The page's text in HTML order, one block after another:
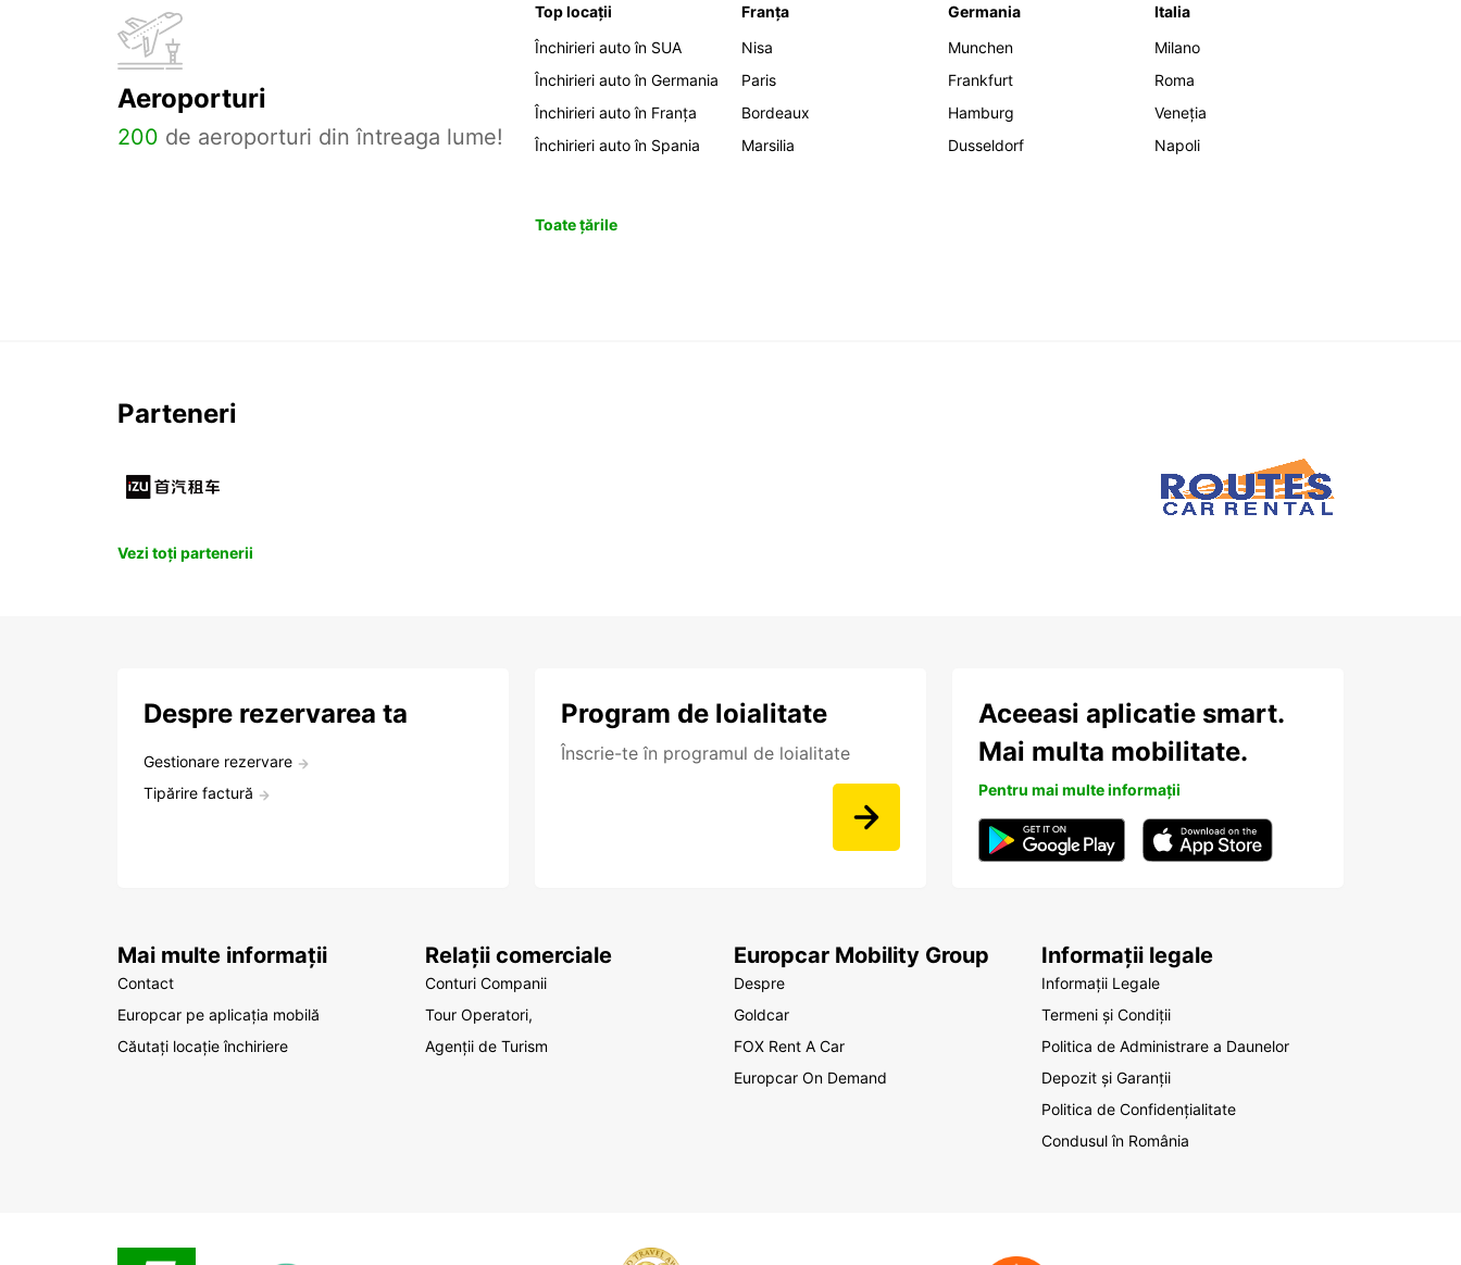
Aeroporturi
200 de aeroporturi din întreaga lume!
Top locații
Închirieri auto în SUA
Închirieri auto în Germania
Închirieri auto în Franța
Închirieri auto în Spania
Franța
Nisa
Paris
Bordeaux
Marsilia
Germania
Munchen
Frankfurt
Hamburg
Dusseldorf
Italia
Milano
Roma
Veneția
Napoli
Toate țările
Parteneri
Vezi toți partenerii
Despre rezervarea ta
Gestionare rezervare
Tipărire factură
Program de loialitate
Înscrie-te în programul de loialitate
Aceeasi aplicatie smart.
Mai multa mobilitate.
Pentru mai multe informații
Mai multe informații
Contact
Europcar pe aplicația mobilă
Căutați locație închiriere
Relații comerciale
Conturi Companii
Tour Operatori,
Agenții de Turism
Europcar Mobility Group
Despre
Goldcar
FOX Rent A Car
Europcar On Demand
Informații legale
Informații Legale
Termeni și Condiții
Politica de Administrare a Daunelor
Depozit și Garanții
Politica de Confidențialitate
Condusul în România